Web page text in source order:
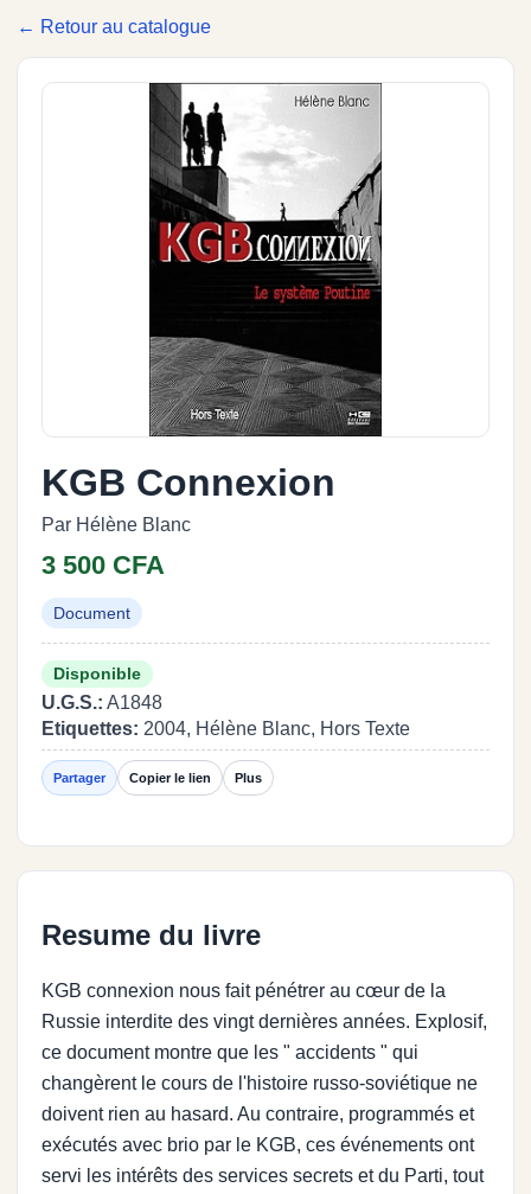
← Retour au catalogue
KGB Connexion
Par Hélène Blanc
3 500 CFA
Document
Disponible
U.G.S.: A1848
Etiquettes: 2004, Hélène Blanc, Hors Texte
Partager Copier le lien Plus
Resume du livre
KGB connexion nous fait pénétrer au cœur de la
Russie interdite des vingt dernières années. Explosif,
ce document montre que les " accidents " qui
changèrent le cours de l'histoire russo-soviétique ne
doivent rien au hasard. Au contraire, programmés et
exécutés avec brio par le KGB, ces événements ont
servi les intérêts des services secrets et du Parti, tout